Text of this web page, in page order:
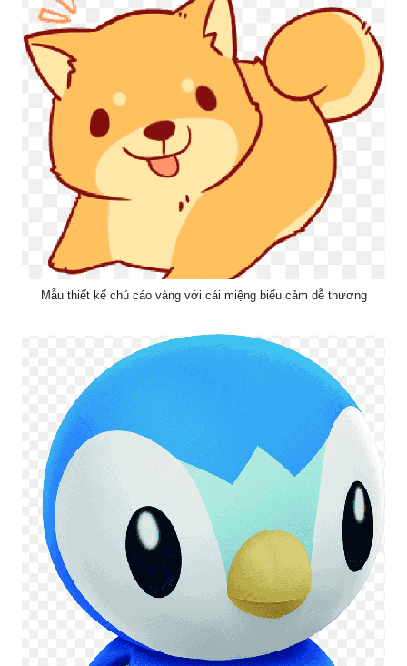
Mẫu thiết kế chú cáo vàng với cái miệng biểu cảm dễ thương